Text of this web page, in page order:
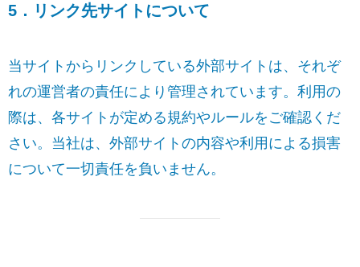
5．リンク先サイトについて
当サイトからリンクしている外部サイトは、それぞ
れの運営者の責任により管理されています。利用の
際は、各サイトが定める規約やルールをご確認くだ
さい。当社は、外部サイトの内容や利用による損害
について一切責任を負いません。